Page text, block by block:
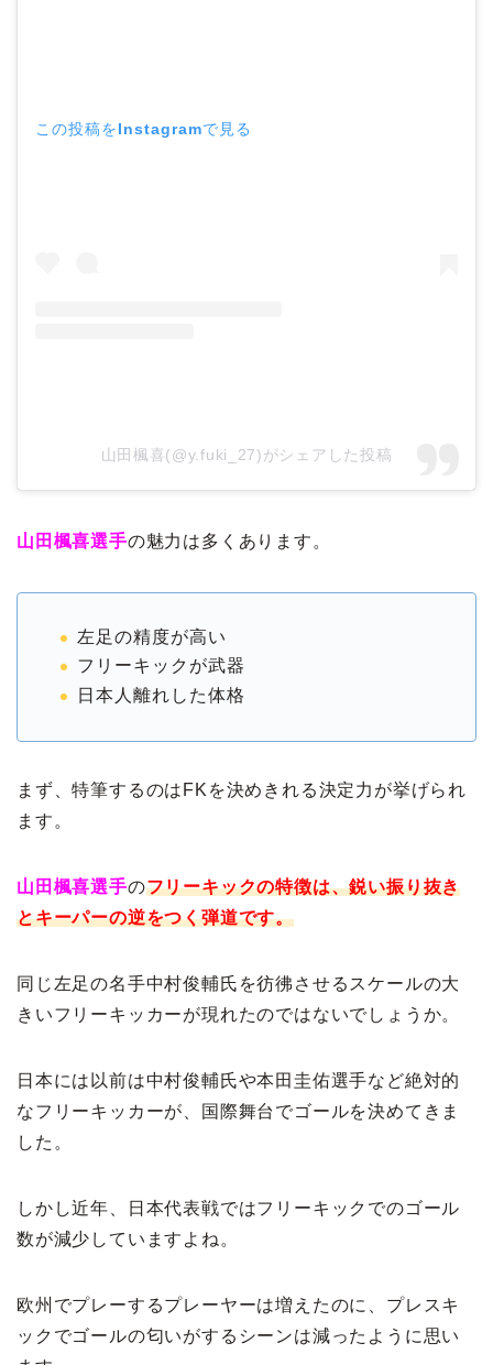
この投稿をInstagramで見る
山田楓喜(@y.fuki_27)がシェアした投稿
山田楓喜選手の魅力は多くあります。
左足の精度が高い
フリーキックが武器
日本人離れした体格
まず、特筆するのはFKを決めきれる決定力が挙げられ
ます。
山田楓喜選手のフリーキックの特徴は、鋭い振り抜き
とキーパーの逆をつく弾道です。
同じ左足の名手中村俊輔氏を彷彿させるスケールの大
きいフリーキッカーが現れたのではないでしょうか。
日本には以前は中村俊輔氏や本田圭佑選手など絶対的
なフリーキッカーが、国際舞台でゴールを決めてきま
した。
しかし近年、日本代表戦ではフリーキックでのゴール
数が減少していますよね。
欧州でプレーするプレーヤーは増えたのに、プレスキ
ックでゴールの匂いがするシーンは減ったように思い